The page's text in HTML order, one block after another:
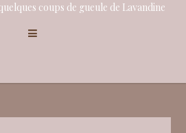
coups de gueule de Lavandine